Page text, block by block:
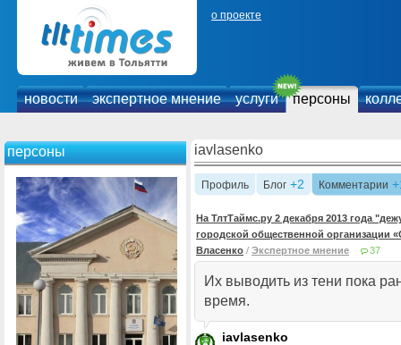
о проекте
новости экспертное мнение услуги персоны
персоны iavlasenko
Профиль Блог +2 Комментарии
На ТлтТаймс.ру 2 декабря 2013 года
городской общественной организации
Власенко / Экспертное мнение 37
Их выводить из тени пока
время.
iavlasenko